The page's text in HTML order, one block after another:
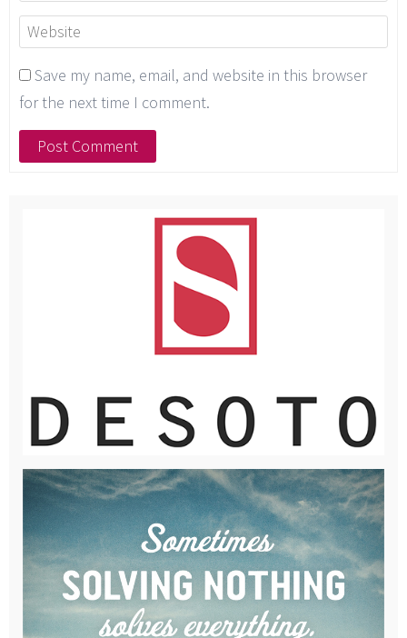
Save my name, email, and website in this browser
for the next time I comment.